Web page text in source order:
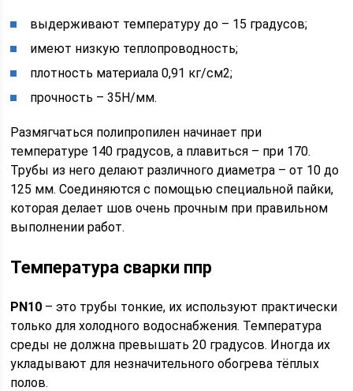
выдерживают температуру до – 15 градусов;
имеют низкую теплопроводность;
плотность материала 0,91 кг/см2;
прочность – 35Н/мм.
Размягчаться полипропилен начинает при
температуре 140 градусов, а плавиться – при 170.
Трубы из него делают различного диаметра – от 10 до
125 мм. Соединяются с помощью специальной пайки,
которая делает шов очень прочным при правильном
выполнении работ.
Температура сварки ппр
PN10 – это трубы тонкие, их используют практически
только для холодного водоснабжения. Температура
среды не должна превышать 20 градусов. Иногда их
укладывают для незначительного обогрева тёплых
полов.